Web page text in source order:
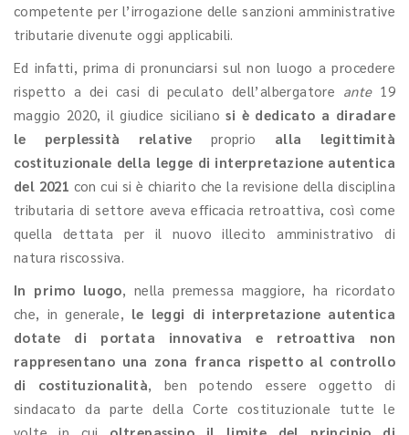
competente per l’irrogazione delle sanzioni amministrative
tributarie divenute oggi applicabili.
Ed infatti, prima di pronunciarsi sul non luogo a procedere
rispetto a dei casi di peculato dell’albergatore ante 19
maggio 2020, il giudice sicilianosi è dedicato a diradare
le perplessità relative proprio alla legittimità
costituzionale della legge di interpretazione autentica
del 2021 con cui si è chiarito che la revisione della disciplina
tributaria di settore aveva efficacia retroattiva, così come
quella dettata per il nuovo illecito amministrativo di
natura riscossiva.
In primo luogo, nella premessa maggiore, ha ricordato
che, in generale, le leggi di interpretazione autentica
dotate di portata innovativa e retroattiva non
rappresentano una zona franca rispetto al controllo
di costituzionalità, ben potendo essere oggetto di
sindacato da parte della Corte costituzionale tutte le